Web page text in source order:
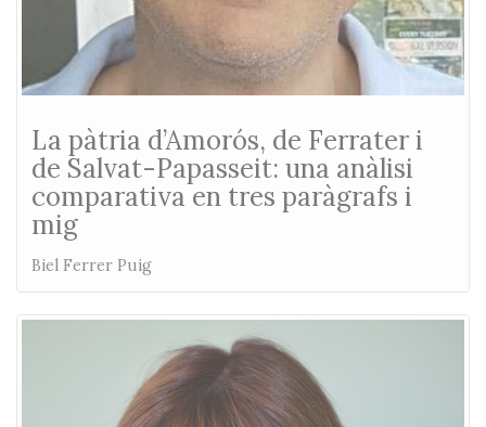
La pàtria d’Amorós, de Ferrater i
de Salvat-Papasseit: una anàlisi
comparativa en tres paràgrafs i
mig
Biel Ferrer Puig